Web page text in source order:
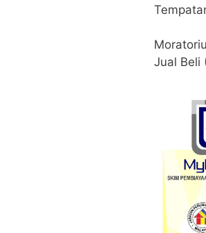
Jual Beli